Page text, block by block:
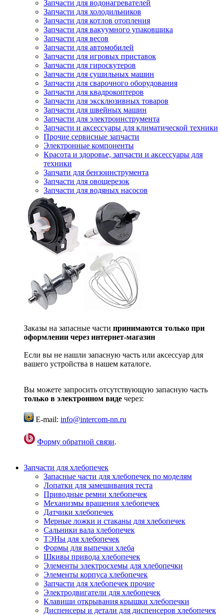
Запчасти для водонагревателей
Запчасти для холодильников
Запчасти для котлов отопления
Запчасти для вакуумного упаковщика
Запчасти для весов
Запчасти для автомобилей
Запчасти для игровых приставок
Запчасти для гироскутеров
Запчасти для сушильных машин
Запчасти для сварочного оборудования
Запчасти для квадрокоптеров
Запчасти для эксклюзивных товаров
Запчасти для швейных машин
Запчасти для электроинструмента
Запчасти и аксессуары для климатической техники
Прочие сервисные запчасти
Электронные компоненты
Красота и здоровье, запчасти и аксессуары для
техники
Запчати для бензоинструмента
Запчасти для овощерезок
Запчасти для водяных насосов
Заказы на запасные части принимаются только при
оформлении через интернет-магазин
Если вы не нашли запасную часть или аксессуар для
вашего устройства в нашем каталоге.
Вы можете запросить отсутствующую запасную часть
только в электронном виде через:
E-mail: info@intercom-nn.ru
Форму обратной связи.
Запчасти для хлебопечек
Запасные части для хлебопечек по моделям
Лопатки для замешивания теста
Приводные ремни хлебопечек
Механизмы вращения хлебопечек
Датчики хлебопечек
Мерные ложки и стаканы для хлебопечек
Сальники вала хлебопечек
ТЭНы для хлебопечек
Формы для выпечки хлеба
Шкивы привода хлебопечек
Элементы электросхемы для хлебопечки
Элементы корпуса хлебопечек
Запчасти для хлебопечек прочие
Электродвигатели для хлебопечек
Клавиши открывания крышки хлебопечки
Диспенсеры и детали для диспенсеров хлебопечек